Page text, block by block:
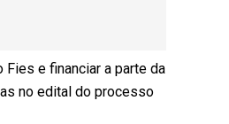
e financiar a parte da
no edital do processo